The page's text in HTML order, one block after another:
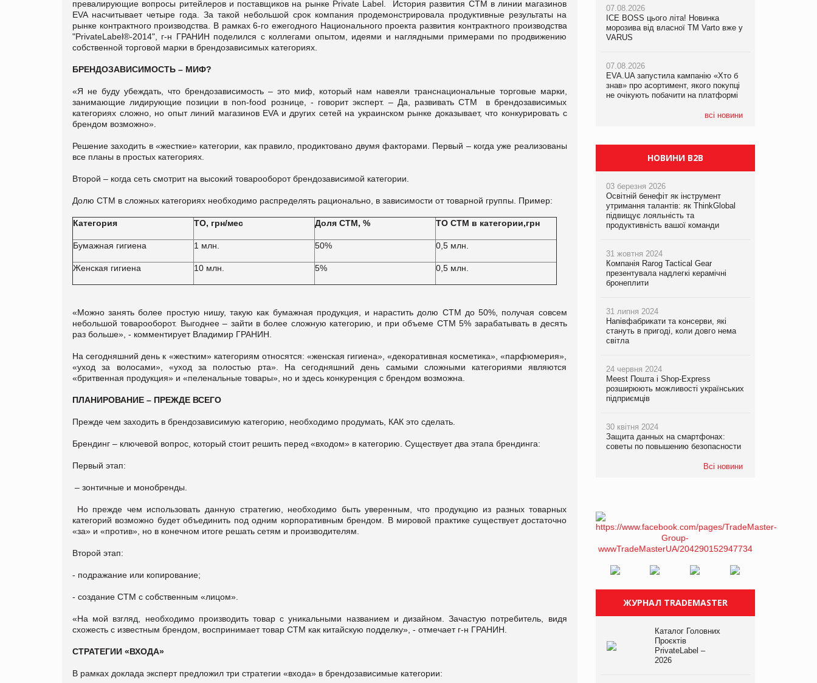
превалирующие вопросы ритейлеров и поставщиков на рынке Private Label. История развития СТМ в линии магазинов
ЕVA насчитывает четыре года. За такой небольшой срок компания продемонстрировала продуктивные результаты на
рынке контрактного производства. В рамках 6-го ежегодного Национального проекта развития контрактного производства
"PrivateLabel®-2014", г-н ГРАНИН поделился с коллегами опытом, идеями и наглядными примерами по продвижению
собственной торговой марки в брендозависимых категориях.
БРЕНДОЗАВИСИМОСТЬ – МИФ?
«Я не буду убеждать, что брендозависимость – это миф, который нам навеяли транснациональные торговые марки,
занимающие лидирующие позиции в non-food рознице, - говорит эксперт. – Да, развивать СТМ в брендозависимых
категориях сложно, но опыт линий магазинов EVA и других сетей на украинском рынке доказывает, что конкурировать с
брендом возможно».
Решение заходить в «жесткие» категории, как правило, продиктовано двумя факторами. Первый – когда уже реализованы
все планы в простых категориях.
Второй – когда сеть смотрит на высокий товарооборот брендозависимой категории.
Долю СТМ в сложных категориях необходимо распределять рационально, в зависимости от товарной группы. Пример:
Категория ТО, грн/мес Доля СТМ, % ТО СТМ в категории,грн
Бумажная гигиена 1 млн. 50% 0,5 млн.
Женская гигиена 10 млн. 5% 0,5 млн.
«Можно занять более простую нишу, такую как бумажная продукция, и нарастить долю СТМ до 50%, получая совсем
небольшой товарооборот. Выгоднее – зайти в более сложную категорию, и при объеме СТМ 5% зарабатывать в десять
раз больше», - комментирует Владимир ГРАНИН.
На сегодняшний день к «жестким» категориям относятся: «женская гигиена», «декоративная косметика», «парфюмерия»,
«уход за волосами», «уход за полостью рта». На сегодняшний день самыми сложными категориями являются
«бритвенная продукция» и «пеленальные товары», но и здесь конкуренция с брендом возможна.
ПЛАНИРОВАНИЕ – ПРЕЖДЕ ВСЕГО
Прежде чем заходить в брендозависимую категорию, необходимо продумать, КАК это сделать.
Брендинг – ключевой вопрос, который стоит решить перед «входом» в категорию. Существует два этапа брендинга:
Первый этап:
– зонтичные и монобренды.
Но прежде чем использовать данную стратегию, необходимо быть уверенным, что продукцию из разных товарных
категорий возможно будет объединить под одним корпоративным брендом. В мировой практике существует достаточно
«за» и «против», но в конечном итоге решать сетям и производителям.
Второй этап:
- подражание или копирование;
- создание СТМ с собственным «лицом».
«На мой взгляд, необходимо производить товар с уникальными названием и дизайном. Зачастую потребитель, видя
схожесть с известным брендом, воспринимает товар СТМ как китайскую подделку», - отмечает г-н ГРАНИН.
СТРАТЕГИИ «ВХОДА»
В рамках доклада эксперт предложил три стратегии «входа» в брендозависимые категории:
07.08.2026
ICE BOSS цього літа! Новинка
морозива від власної ТМ Varto вже у
VARUS
07.08.2026
EVA.UA запустила кампанію «Хто б
знав» про асортимент, якого покупці
не очікують побачити на платформі
всі новини
06.08.2026
Смачна новинка для хвостатих: у
VARUS з’явилися паучі Varto Paw
05.08.2026
Мережа супермаркетів VARUS купує
мережу магазинів формату
компанія налічуватиме 374 магазини
07.08.2026
Франція заборонила рекламні дзвінки
НОВИНИ B2B
03 березня 2026
Освітній бенефіт як інструмент
утримання талантів: як ThinkGlobal
підвищує лояльність та
продуктивність вашої команди
31 жовтня 2024
Компанія Rarog Tactical Gear
презентувала надлегкі керамічні
бронеплити
31 липня 2024
Напівфабрикати та консерви, які
стануть в пригоді, коли довго нема
світла
24 червня 2024
Meest Пошта і Shop-Express
розширюють можливості українських
підприємців
30 квітня 2024
Защита данных на смартфонах:
советы по повышению безопасности
Всі новини
ЖУРНАЛ TRADEMASTER
Каталог Головних
Проєктів
PrivateLabel –
2026